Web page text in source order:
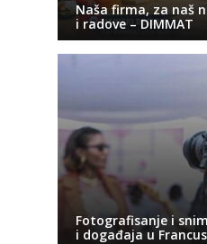
Naša firma, za naš
i radove – DIMMAT
Fotografisanje i
i događaja u